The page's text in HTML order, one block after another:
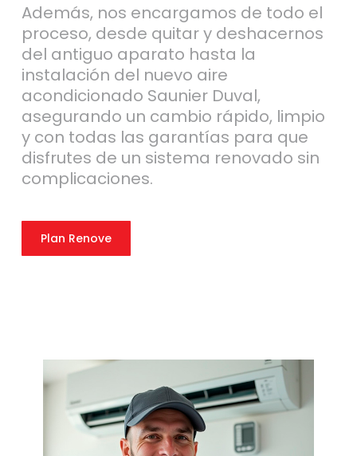
Además, nos encargamos de todo el
proceso, desde quitar y deshacernos
del antiguo aparato hasta la
instalación del nuevo aire
acondicionado Saunier Duval,
asegurando un cambio rápido, limpio
y con todas las garantías para que
disfrutes de un sistema renovado sin
complicaciones.
Plan Renove